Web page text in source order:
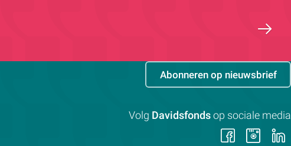
Abonneren op nieuwsbrief
Volg Davidsfonds op sociale media
Volg